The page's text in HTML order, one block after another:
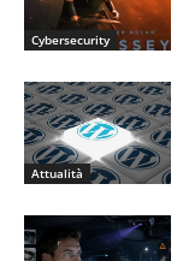
Cybersecurity
Attualità